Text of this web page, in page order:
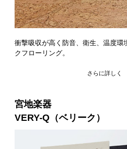
衝撃吸収が高く防音、衛生、温度環
クフローリング。
さらに詳しく
宮地楽器
VERY-Q（ベリーク）